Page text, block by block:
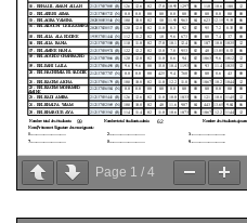
Page 1 / 4